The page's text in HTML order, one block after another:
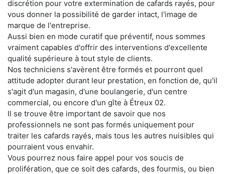
discrétion pour votre extermination de cafards rayés, pour
vous donner la possibilité de garder intact, l'image de
marque de l'entreprise.
Aussi bien en mode curatif que préventif, nous sommes
vraiment capables d'offrir des interventions d'excellente
qualité supérieure à tout style de clients.
Nos techniciens s'avèrent être formés et pourront quel
attitude adopter durant leur prestation, en fonction de, qu'il
s'agit d'un magasin, d'une boulangerie, d'un centre
commercial, ou encore d'un gîte à Étreux 02.
Il se trouve être important de savoir que nos
professionnels ne sont pas formés uniquement pour
traiter les cafards rayés, mais tous les autres nuisibles qui
pourraient vous envahir.
Vous pourrez nous faire appel pour vos soucis de
prolifération, que ce soit des cafards, des fourmis, ou bien